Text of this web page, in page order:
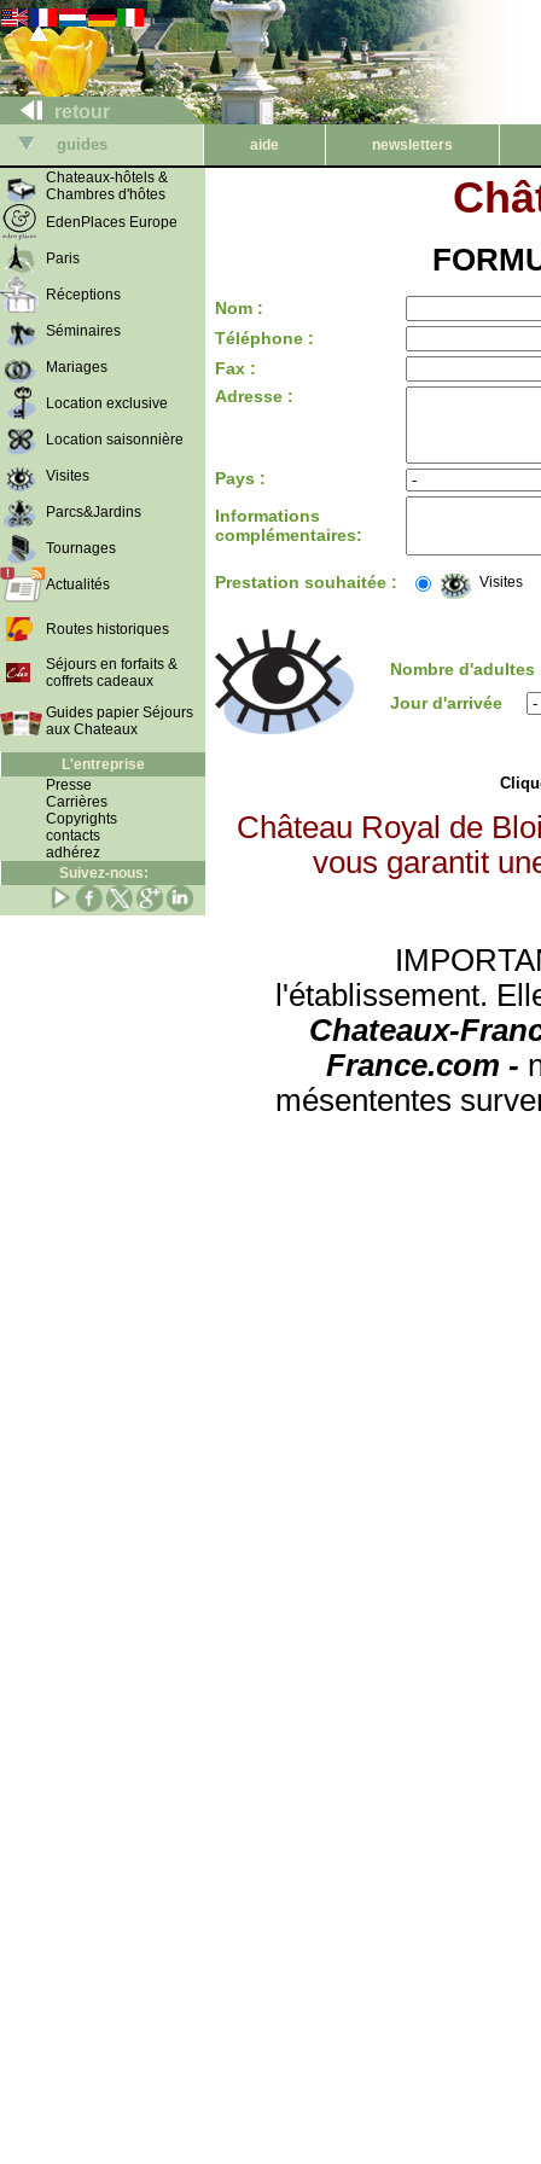
retour
guides aide
newsletters
Chateaux-hôtels &
Chambres d'hôtes
EdenPlaces Europe
Paris
Réceptions
Séminaires
Mariages
Location exclusive
Location saisonnière
Visites
Parcs&Jardins
Tournages
Actualités
Routes historiques
Séjours en forfaits &
coffrets cadeaux
Guides papier Séjours
aux Chateaux
L'entreprise
Presse
Carrières
Copyrights
contacts
adhérez
Suivez-nous:
Nom :
Téléphone :
Fax :
Adresse :
Pays :
Informations
complémentaires:
Prestation souhaitée : Visites
Nombre
Jour d'arrivée
Château Royal de
vous garantit
l'établissement.
Chateaux-
France.com -
mésententes